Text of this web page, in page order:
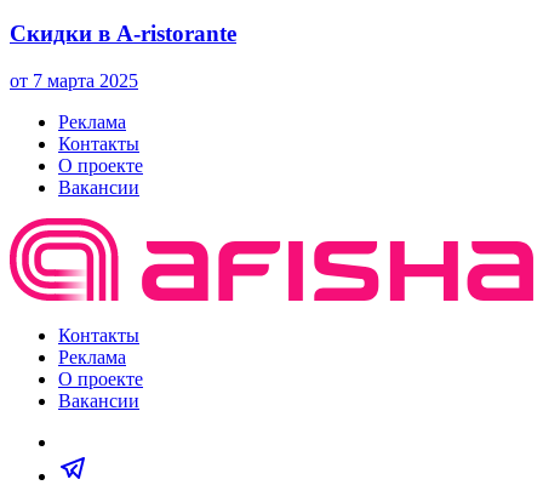
Скидки в A-ristorante
от 7 марта 2025
Реклама
Контакты
О проекте
Вакансии
Контакты
Реклама
О проекте
Вакансии